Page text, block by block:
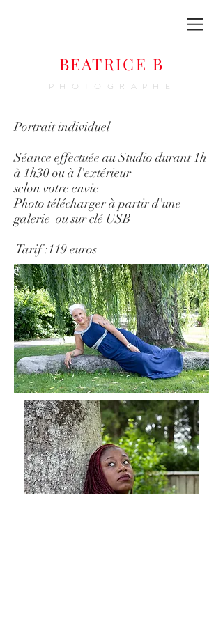
BEATRICE B
PHOTOGRAPHE
Portrait individuel
Séance effectuée au Studio durant 1h
à 1h30 ou à l'extérieur
selon votre envie
Photo télécharger à partir d'une
galerie ou sur clé USB
Tarif :119 euros